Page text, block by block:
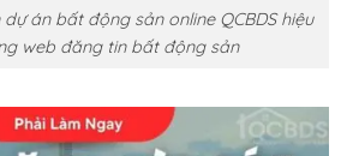
án bất động sản online QCBDS hiệu
web đăng tin bất động sản